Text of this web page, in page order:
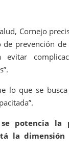
Cornejo
prevención
lo que se
potencia la
la